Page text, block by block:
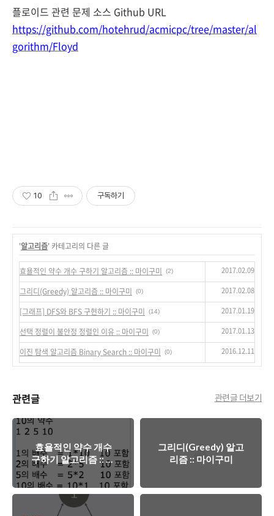
플로이드 관련 문제 소스 Github URL
https://github.com/hotehrud/acmicpc/tree/master/al
gorithm/Floyd
10 구독하기
'알고리즘' 카테고리의 다른 글
효욜적인 약수 개수 구하기 알고리즘 :: 마이구미 (2) 2017.02.09
그리디(Greedy) 알고리즘 :: 마이구미 (0) 2017.02.08
[그래프] DFS와 BFS 구현하기 :: 마이구미 (14) 2017.01.19
선택 정렬이 불안정 정렬인 이유 :: 마이구미 (0) 2017.01.13
이진 탐색 알고리즘 Binary Search :: 마이구미 (0) 2016.12.11
관련글 관련글 더보기
효욜적인 약수 개수
구하기 알고리즘 :: 마
이구미
그리디(Greedy) 알고
리즘 :: 마이구미